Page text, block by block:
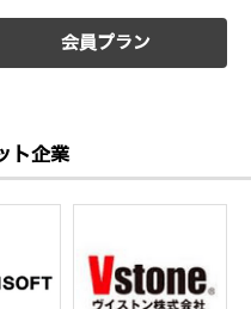
会員プラン
ト企業